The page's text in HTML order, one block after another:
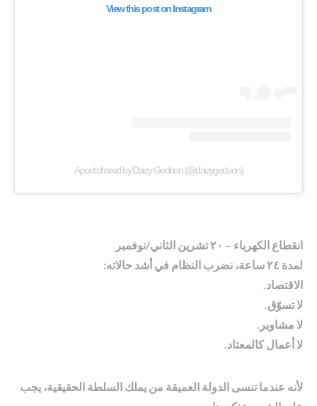
View this post on Instagram
A post shared by Daizy Gedeon (@daizygedeon)
انقطاع الكهرباء – ٢٠ تشرين الثاني/نوفمبر
لمدة ٢٤ ساعة، نضرب النظام في أشد حالاته:
الاقتصاد.
لا تسوّق.
لا مشاوير.
لا أعمال كالمعتاد.
لأنه عندما تنسى الدولة العميقة من يملك السلطة الحقيقية، يجب